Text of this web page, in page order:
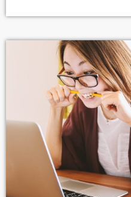
Vorort und haben mit den